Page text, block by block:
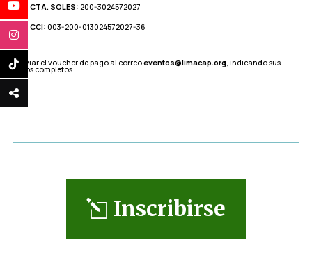
CTA. SOLES: 200-3024572027
CCI: 003-200-013024572027-36
*Enviar el voucher de pago al correoeventos@limacap.org, indicando sus
datos completos.
Inscribirse